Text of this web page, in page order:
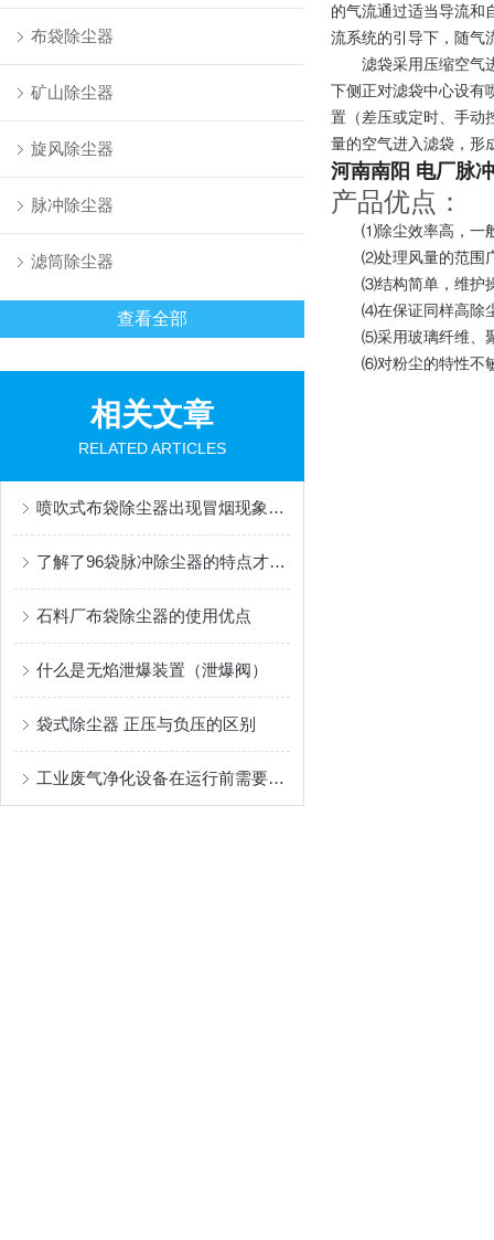
布袋除尘器
矿山除尘器
旋风除尘器
脉冲除尘器
滤筒除尘器
查看全部
相关文章
RELATED ARTICLES
喷吹式布袋除尘器出现冒烟现象后的解决方法分享
了解了96袋脉冲除尘器的特点才能更好的使用它
石料厂布袋除尘器的使用优点
什么是无焰泄爆装置（泄爆阀）
袋式除尘器 正压与负压的区别
工业废气净化设备在运行前需要做哪些调试和检查工作？
的气流通过适当导流和
流系统的引导下，随气
滤袋采用压缩空气
下侧正对滤袋中心设有
置（差压或定时、手动
量的空气进入滤袋，形
河南南阳 电厂脉
产品优点：
⑴除尘效率高，一
⑵处理风量的范围
⑶结构简单，维护
⑷在保证同样高除
⑸采用玻璃纤维、
⑹对粉尘的特性不